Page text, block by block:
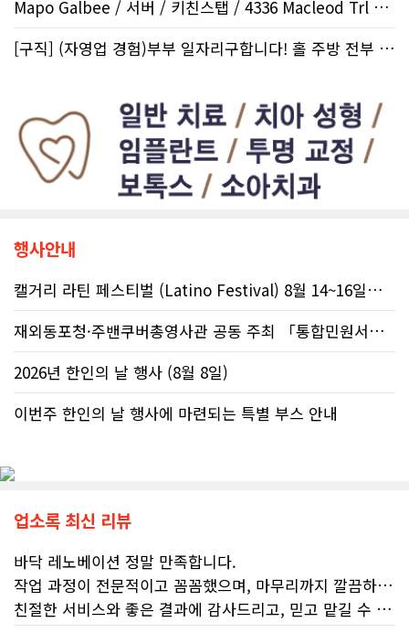
Mapo Galbee / 서버 / 키친스탭 / 4336 Macleod Trl SW
[구직] (자영업 경험)부부 일자리구합니다! 홀 주방 전부 할수 있습니다..
행사안내
캘거리 라틴 페스티벌 (Latino Festival) 8월 14~16일까지
재외동포청·주밴쿠버총영사관 공동 주최 「통합민원서비스 온라인 화상상담회..
2026년 한인의 날 행사 (8월 8일)
이번주 한인의 날 행사에 마련되는 특별 부스 안내
업소록 최신 리뷰
바닥 레노베이션 정말 만족합니다.
작업 과정이 전문적이고 꼼꼼했으며, 마무리까지 깔끔하게 해주셨습니다.
친절한 서비스와 좋은 결과에 감사드리고, 믿고 맡길 수 있는 업체라 추천합니다.